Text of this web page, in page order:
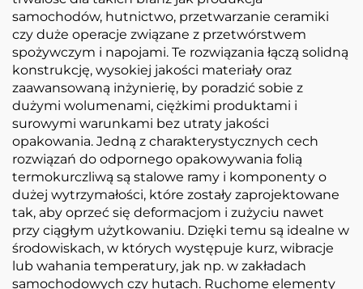
samochodów, hutnictwo, przetwarzanie ceramiki
czy duże operacje związane z przetwórstwem
spożywczym i napojami. Te rozwiązania łączą solidną
konstrukcję, wysokiej jakości materiały oraz
zaawansowaną inżynierię, by poradzić sobie z
dużymi wolumenami, ciężkimi produktami i
surowymi warunkami bez utraty jakości
opakowania. Jedną z charakterystycznych cech
rozwiązań do odpornego opakowywania folią
termokurczliwą są stalowe ramy i komponenty o
dużej wytrzymałości, które zostały zaprojektowane
tak, aby oprzeć się deformacjom i zużyciu nawet
przy ciągłym użytkowaniu. Dzięki temu są idealne w
środowiskach, w których występuje kurz, wibracje
lub wahania temperatury, jak np. w zakładach
samochodowych czy hutach. Ruchome elementy